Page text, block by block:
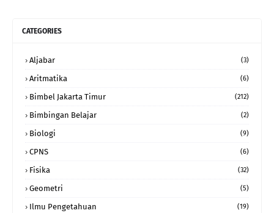
CATEGORIES
Aljabar (3)
Aritmatika (6)
Bimbel Jakarta Timur (212)
Bimbingan Belajar (2)
Biologi (9)
CPNS (6)
Fisika (32)
Geometri (5)
Ilmu Pengetahuan (19)